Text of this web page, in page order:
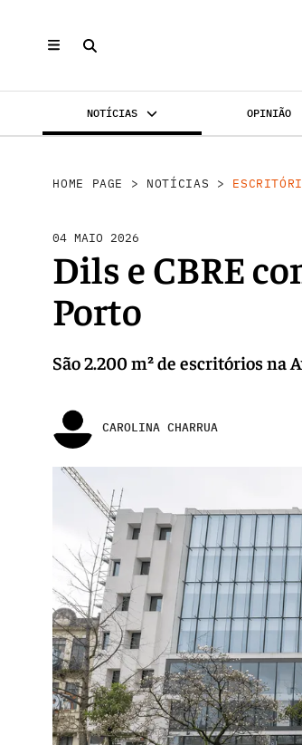
NOTÍCIAS OPINIÃO
HOME PAGE > NOTÍCIAS >
04 MAIO 2026
Dils e CBRE
Porto
São 2.200 m² de escritórios na
CAROLINA CHARRUA